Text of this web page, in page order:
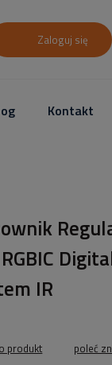
Zaloguj się
Kontakt
IR
produkt poleć